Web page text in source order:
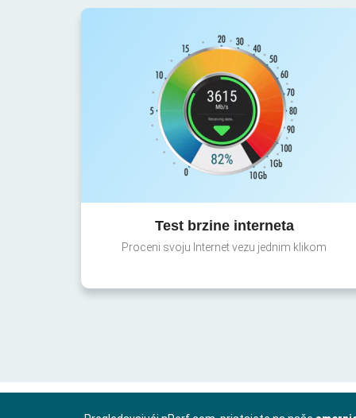
Test brzine interneta
Proceni svoju Internet vezu jednim klikom